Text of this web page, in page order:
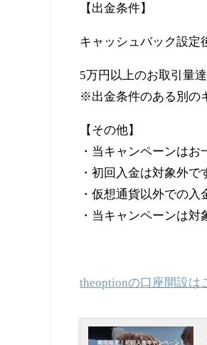
【出金条件】
キャッシュバック設定
5万円以上のお取引量
※出金条件のある別の
【その他】
・当キャンペーンはお
・初回入金は対象外で
・仮想通貨以外での入
・当キャンペーンは
theoptionの口座開設は